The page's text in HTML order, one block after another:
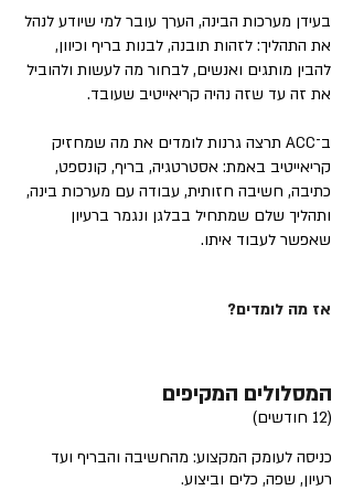
בעידן מערכות הבינה, הערך עובר למי שיודע לנהל
את התהליך: לזהות תובנה, לבנות בריף וכיוון,
להבין מותגים ואנשים, לבחור מה לעשות ולהוביל
את זה עד שזה נהיה קריאייטיב שעובד.
ב־ACC תרצה גרנות לומדים את מה שמחזיק
קריאייטיב באמת: אסטרטגיה, בריף, קונספט,
כתיבה, חשיבה חזותית, עבודה עם מערכות בינה,
ותהליך שלם שמתחיל בבלגן ונגמר ברעיון
שאפשר לעבוד איתו.
אז מה לומדים?
המסלולים המקיפים
(12 חודשים)
כניסה לעומק המקצוע: מהחשיבה והבריף ועד
רעיון, שפה, כלים וביצוע.